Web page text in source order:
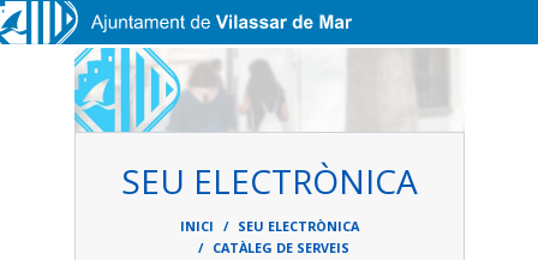
Vés al contingut
SEU ELECTRÒNICA
d'ariadna
INICI
SEU ELECTRÒNICA
CATÀLEG DE SERVEIS